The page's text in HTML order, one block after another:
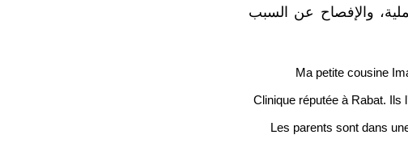
والإفصاح عن السبب
Clinique réputée à Rabat. Ils
Les parents sont dans